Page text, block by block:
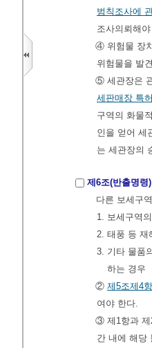
범칙조사에
조사의뢰해
④ 위험물 장
위험물을 발
⑤ 세관장은
세판매장 특
구역의 화물
인을 얻어 세
는 세관장의
제6조(반출명령)
다른 보세구
1. 보세구역
2. 태풍 등 재
3. 기타 물품
하는 경우
② 제5조제4항
여야 한다.
③ 제1항과 제
간 내에 해당